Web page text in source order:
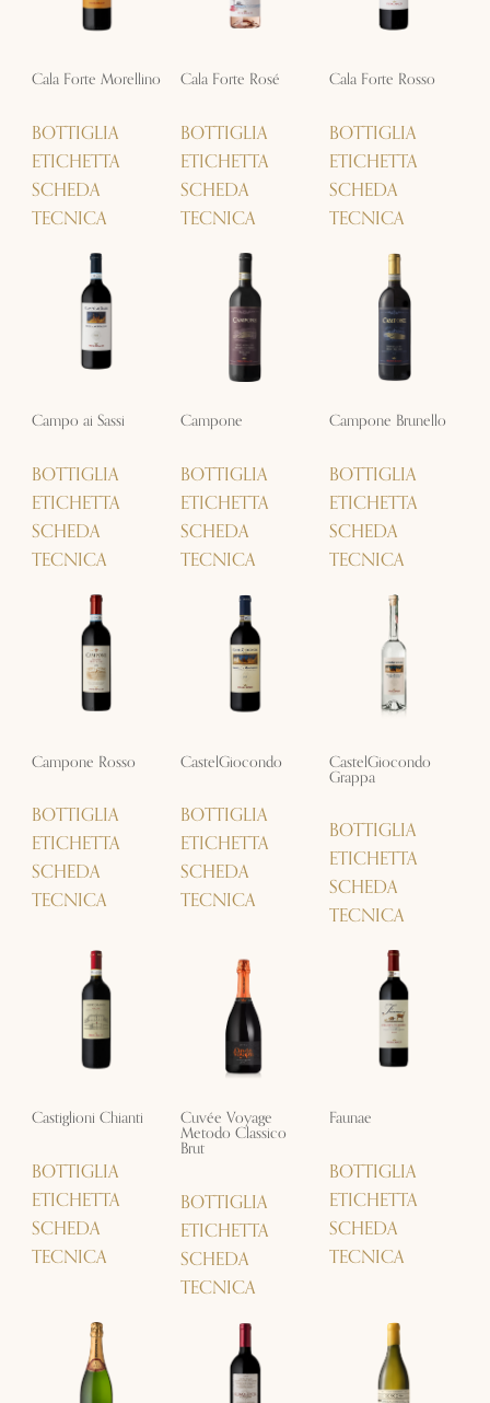
Cala Forte Morellino
BOTTIGLIA
ETICHETTA
SCHEDA
TECNICA
Cala Forte Rosé
BOTTIGLIA
ETICHETTA
SCHEDA
TECNICA
Cala Forte Rosso
BOTTIGLIA
ETICHETTA
SCHEDA
TECNICA
Campo ai Sassi
BOTTIGLIA
ETICHETTA
SCHEDA
TECNICA
Campone
BOTTIGLIA
ETICHETTA
SCHEDA
TECNICA
Campone Brunello
BOTTIGLIA
ETICHETTA
SCHEDA
TECNICA
Campone Rosso
BOTTIGLIA
ETICHETTA
SCHEDA
TECNICA
CastelGiocondo
BOTTIGLIA
ETICHETTA
SCHEDA
TECNICA
CastelGiocondo
Grappa
BOTTIGLIA
ETICHETTA
SCHEDA
TECNICA
Castiglioni Chianti
BOTTIGLIA
ETICHETTA
SCHEDA
TECNICA
Cuvée Voyage
Metodo Classico
Brut
BOTTIGLIA
ETICHETTA
SCHEDA
TECNICA
Faunae
BOTTIGLIA
ETICHETTA
SCHEDA
TECNICA